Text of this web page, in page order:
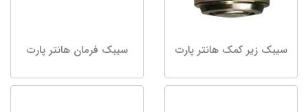
سیبک زیر کمک هانتر پارت سیبک فرمان هانتر پارت